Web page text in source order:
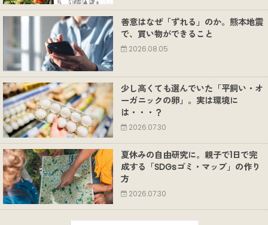
善意はなぜ「ずれる」のか。熊本地震
で、買い物ができること
2026.08.05
少し高くても選んでいた「平飼い・オ
ーガニックの卵」。実は環境に
は・・・？
2026.07.30
夏休みの自由研究に。親子で1日で完
成する「SDGsゴミ・マップ」の作り
方
2026.07.30